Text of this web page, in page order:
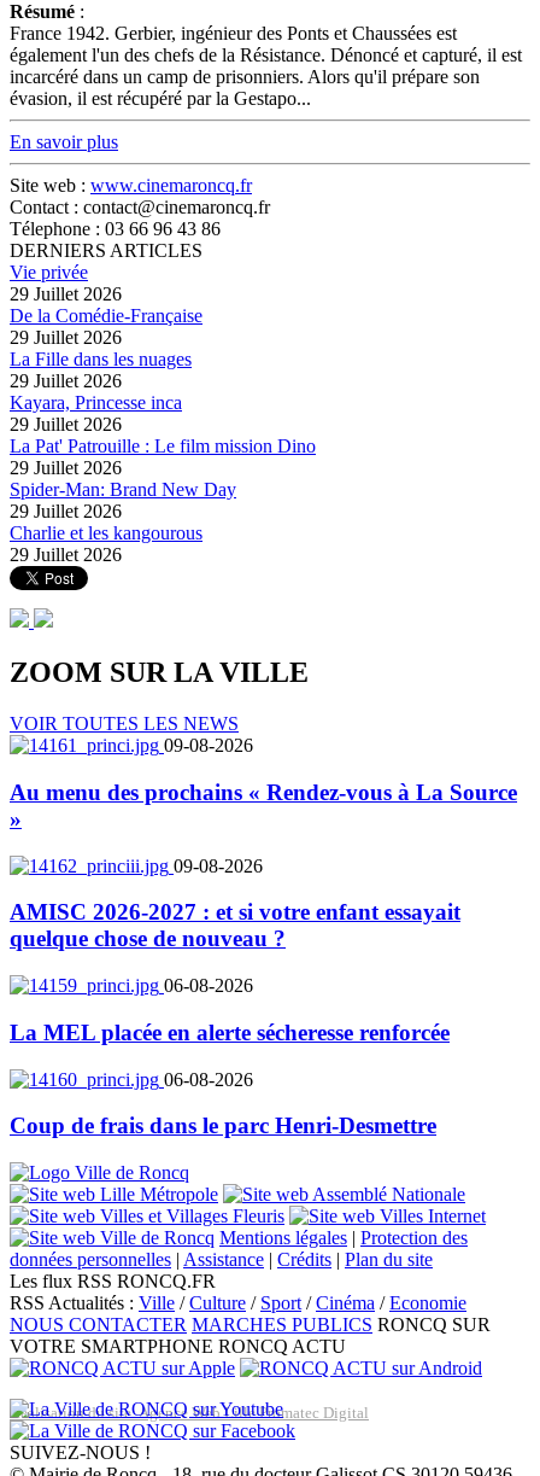
Résumé :
France 1942. Gerbier, ingénieur des Ponts et Chaussées est
également l'un des chefs de la Résistance. Dénoncé et capturé, il est
incarcéré dans un camp de prisonniers. Alors qu'il prépare son
évasion, il est récupéré par la Gestapo...
En savoir plus
Site web : www.cinemaroncq.fr
Contact : contact@cinemaroncq.fr
Télephone : 03 66 96 43 86
DERNIERS ARTICLES
Vie privée
29 Juillet 2026
De la Comédie-Française
29 Juillet 2026
La Fille dans les nuages
29 Juillet 2026
Kayara, Princesse inca
29 Juillet 2026
La Pat' Patrouille : Le film mission Dino
29 Juillet 2026
Spider-Man: Brand New Day
29 Juillet 2026
Charlie et les kangourous
29 Juillet 2026
ZOOM SUR LAVILLE
VOIR TOUTES LES NEWS
09-08-2026
Au menu des prochains « Rendez-vous à La Source
»
09-08-2026
AMISC 2026-2027 : et si votre enfant essayait
quelque chose de nouveau ?
06-08-2026
La MEL placée en alerte sécheresse renforcée
06-08-2026
Coup de frais dans le parc Henri-Desmettre
Mentions légales | Protection des
données personnelles | Assistance | Crédits | Plan du site
Les flux RSS RONCQ.FR
RSS Actualités : Ville /Culture / Sport /Cinéma /Economie
NOUS CONTACTER MARCHES PUBLICS RONCQ SUR
VOTRE SMARTPHONE RONCQ ACTU
Réalisation du site: Agence Web Lille Promatec Digital
SUIVEZ-NOUS !